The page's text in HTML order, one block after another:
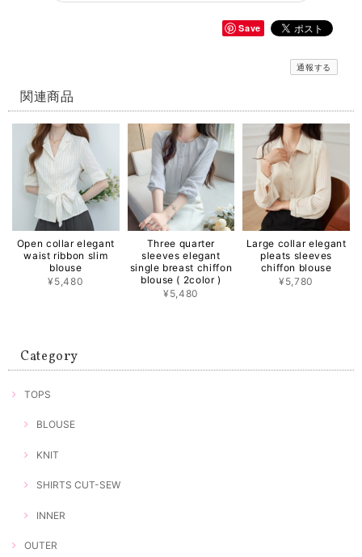
Save
通報する
関連商品
Open collar elegant
waist ribbon slim
blouse
¥5,480
Three quarter
sleeves elegant
single breast chiffon
blouse ( 2color )
¥5,480
Large collar elegant
pleats sleeves
chiffon blouse
¥5,780
Category
TOPS
BLOUSE
KNIT
SHIRTS CUT-SEW
INNER
OUTER